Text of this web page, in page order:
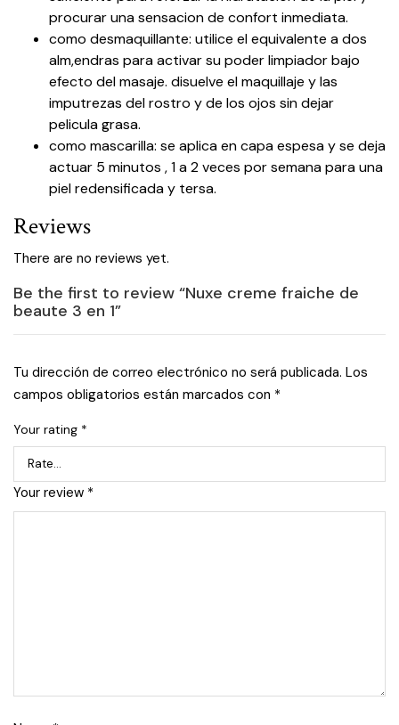
procurar una sensacion de confort inmediata.
como desmaquillante: utilice el equivalente a dos
alm,endras para activar su poder limpiador bajo
efecto del masaje. disuelve el maquillaje y las
imputrezas del rostro y de los ojos sin dejar
pelicula grasa.
como mascarilla: se aplica en capa espesa y se deja
actuar 5 minutos , 1 a 2 veces por semana para una
piel redensificada y tersa.
Reviews
There are no reviews yet.
Be the first to review “Nuxe creme fraiche de
beaute 3 en 1”
Tu dirección de correo electrónico no será publicada. Los
campos obligatorios están marcados con *
Your rating *
Your review *